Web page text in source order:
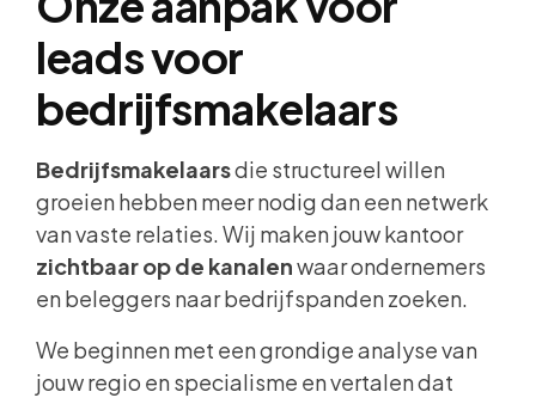
leads voor
bedrijfsmakelaars
Bedrijfsmakelaarsdie structureel willen
groeien hebben meer nodig dan een netwerk
van vaste relaties. Wij maken jouw kantoor
zichtbaar op de kanalenwaar ondernemers
en beleggers naar bedrijfspanden zoeken.
We beginnen met een grondige analyse van
jouw regio en specialisme en vertalen dat